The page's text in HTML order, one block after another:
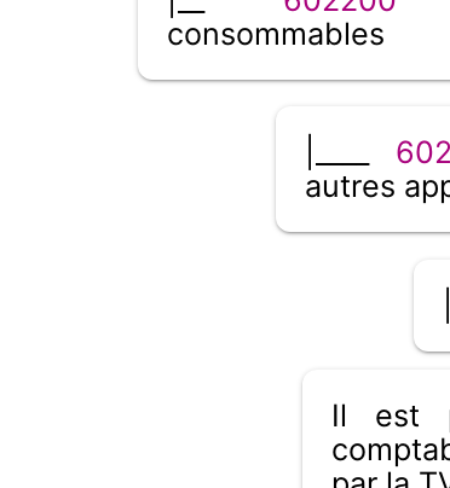
consommables
autres
Il est